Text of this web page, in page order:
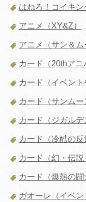
はねろ！コイキン
アニメ（XY&Z）
アニメ（サン＆ム
カード（20thアニ
カード（イベント
カード（サンムー
カード（ジガルデ
カード（冷酷の反
カード（幻・伝説
カード（爆熱の闘
ガオーレ（イベン